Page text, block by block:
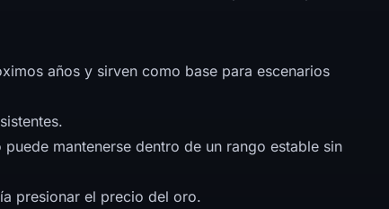
años y sirven como base para escenarios
mantenerse dentro de un rango estable sin
presionar el precio del oro.